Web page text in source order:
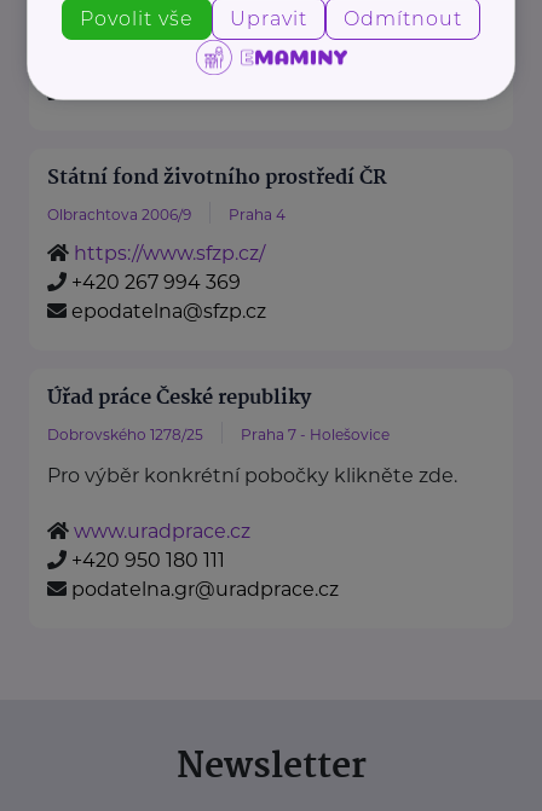
Loretánské náměstí 5 Praha 1 – Hradčany
https://www.mzv.cz/
Státní fond životního prostředí ČR
Olbrachtova 2006/9 Praha 4
https://www.sfzp.cz/
+420 267 994 369
epodatelna@sfzp.cz
Úřad práce České republiky
Dobrovského 1278/25 Praha 7 - Holešovice
Pro výběr konkrétní pobočky klikněte zde.
www.uradprace.cz
+420 950 180 111
podatelna.gr@uradprace.cz
Newsletter
Povolit vše Upravit Odmítnout